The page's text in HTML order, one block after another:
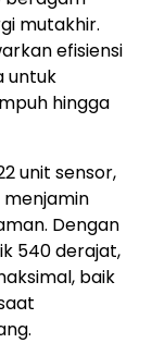
mutakhir.
efisiensi
untuk
hingga
unit sensor,
menjamin
Dengan
540 derajat,
baik